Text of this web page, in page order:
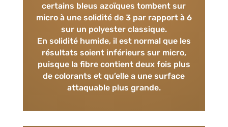
certains bleus azoïques tombent sur
micro à une solidité de 3 par rapport à 6
sur un polyester classique.
En solidité humide, il est normal que les
résultats soient inférieurs sur micro,
puisque la fibre contient deux fois plus
de colorants et qu’elle a une surface
attaquable plus grande.